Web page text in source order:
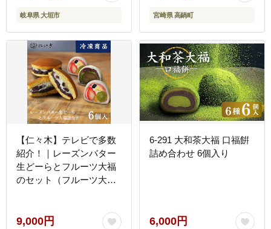
岐阜県 大垣市 宮崎県 高鍋町
【仁々木】テレビで多数
紹介！｜レーズンバター
生どーらとフルーツ大福
のセット（フルーツ大福/
ルーツ大福 お菓子 人気
9,000円
6-291 大和茶大福 口福餠
詰め合わせ 6個入り
6,000円